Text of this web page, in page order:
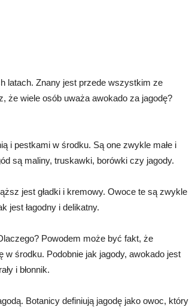
latach. Znany jest przede wszystkim ze
że wiele osób uważa awokado za jagodę?
i pestkami w środku. Są one zwykle małe i
są maliny, truskawki, borówki czy jagody.
jest gładki i kremowy. Owoce te są zwykle
jest łagodny i delikatny.
Powodem może być fakt, że
środku. Podobnie jak jagody, awokado jest
i błonnik.
Botanicy definiują jagodę jako owoc, który